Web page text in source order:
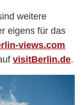
weitere
eigens für das
views.com
visitBerlin.de.